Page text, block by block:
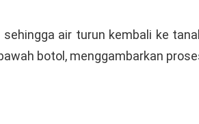
air turun kembali ke
botol, menggambarkan